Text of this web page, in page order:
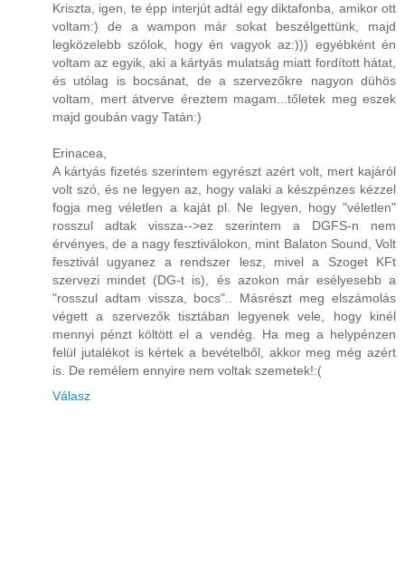
Kriszta, igen, te épp interjút adtál egy diktafonba, amikor ott
voltam:) de a wampon már sokat beszélgettünk, majd
legközelebb szólok, hogy én vagyok az:))) egyébként én
voltam az egyik, aki a kártyás mulatság miatt fordított hátat,
és utólag is bocsánat, de a szervezőkre nagyon dühös
voltam, mert átverve éreztem magam...tőletek meg eszek
majd goubán vagy Tatán:)
Erinacea,
A kártyás fizetés szerintem egyrészt azért volt, mert kajáról
volt szó, és ne legyen az, hogy valaki a készpénzes kézzel
fogja meg véletlen a kaját pl. Ne legyen, hogy "véletlen"
rosszul adtak vissza-->ez szerintem a DGFS-n nem
érvényes, de a nagy fesztiválokon, mint Balaton Sound, Volt
fesztivál ugyanez a rendszer lesz, mivel a Szoget KFt
szervezi mindet (DG-t is), és azokon már esélyesebb a
"rosszul adtam vissza, bocs".. Másrészt meg elszámolás
végett a szervezők tisztában legyenek vele, hogy kinél
mennyi pénzt költött el a vendég. Ha meg a helypénzen
felül jutalékot is kértek a bevételből, akkor meg még azért
is. De remélem ennyire nem voltak szemetek!:(
Válasz